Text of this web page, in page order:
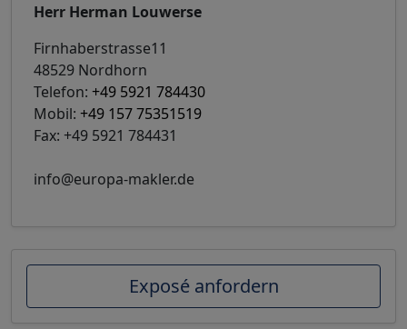
Herr Herman Louwerse
Firnhaberstrasse11
48529 Nordhorn
Telefon: +49 5921 784430
Mobil: +49 157 75351519
Fax: +49 5921 784431
info@europa-makler.de
Exposé anfordern